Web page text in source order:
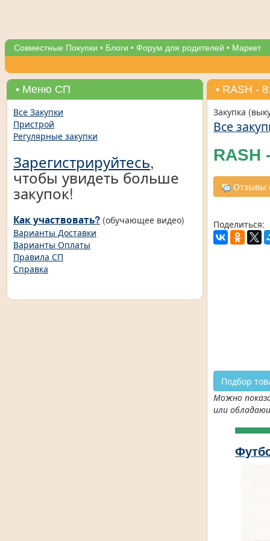
Совместные Покупки • Блоги • Форум для родителей • Маркет
• Меню СП
Все Закупки
Пристрой
Регулярные закупки
Зарегистрируйтесь,
чтобы увидеть больше
закупок!
Как участвовать? (обучающее видео)
Варианты Доставки
Варианты Оплаты
Правила СП
Справка
• RASH -
Закупка
Все
RASH
Отзывы
Поделиться:
Подбор
Можно
или